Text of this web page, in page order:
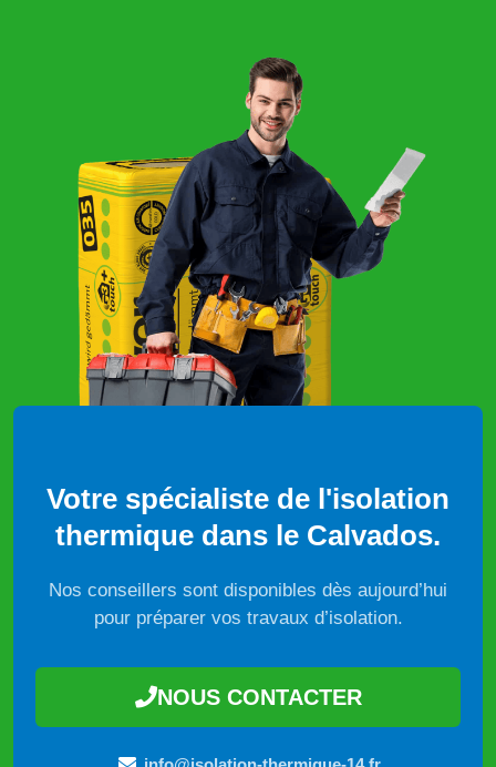
Votre spécialiste de l'isolation
thermique dans le Calvados.
Nos conseillers sont disponibles dès aujourd’hui
pour préparer vos travaux d’isolation.
NOUS CONTACTER